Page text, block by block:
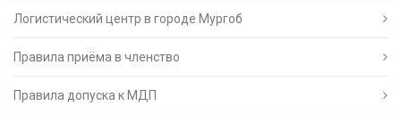
Логистический центр в городе Мургоб
Правила приёма в членство
Правила допуска к МДП